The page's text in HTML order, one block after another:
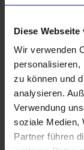
Diese
Wir verwenden
personalisieren,
zu können und
analysieren.
Verwendung
soziale Medien,
Partner führen
dafür ist unser
Produkte
Sie haben keine